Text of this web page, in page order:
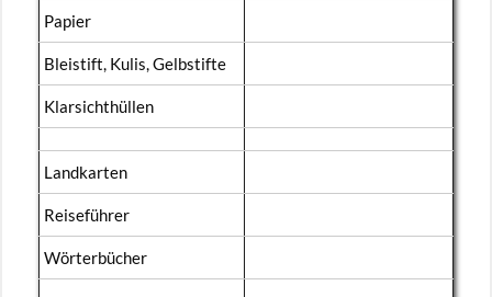
Pa­pier
Blei­stift, Kulis, Gelb­stif­te
Klar­sicht­hül­len
Land­kar­ten
Rei­se­füh­rer
Wör­ter­bü­cher